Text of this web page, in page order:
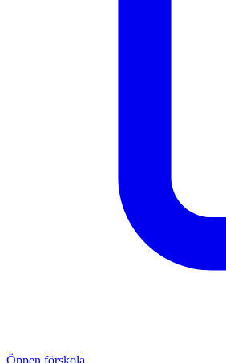
Öppen förskola